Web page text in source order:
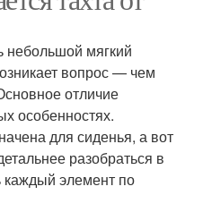
небольшой мягкий
вопрос — чем
отличие
особенностях.
для сиденья, а вот
разобраться в
каждый элемент по